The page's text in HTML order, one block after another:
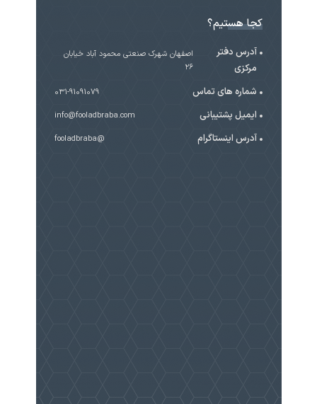
کجا هستیم؟
آدرس دفتر
مرکزی
اصفهان شهرک صنعتی محمود آباد خیابان
۲۶
شماره های تماس 031-91091079
ایمیل پشتیبانی info@fooladbraba.com
آدرس اینستاگرام @fooladbraba